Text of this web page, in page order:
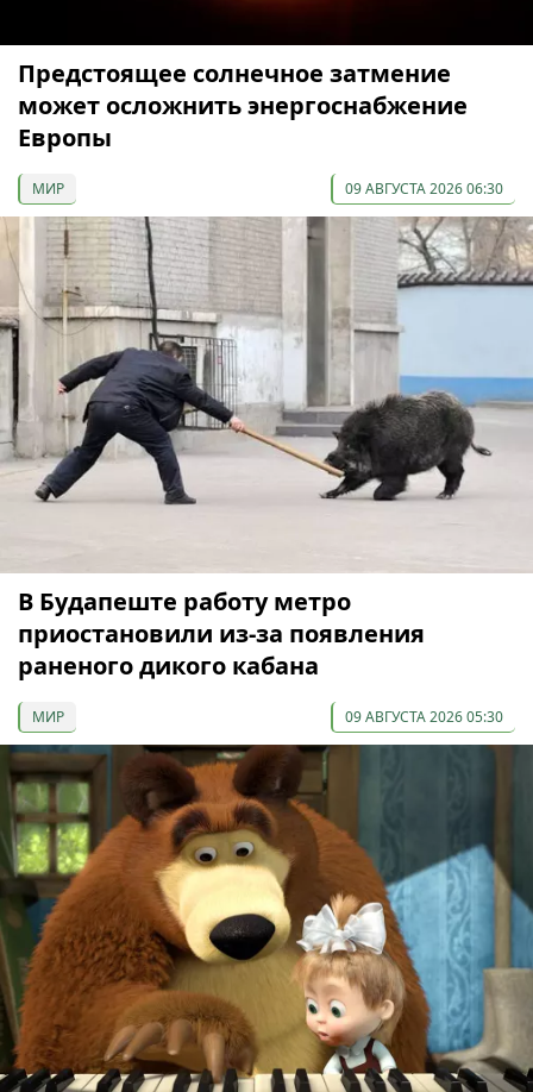
Предстоящее солнечное затмение
может осложнить энергоснабжение
Европы
МИР 09 АВГУСТА 2026 06:30
В Будапеште работу метро
приостановили из-за появления
раненого дикого кабана
МИР 09 АВГУСТА 2026 05:30